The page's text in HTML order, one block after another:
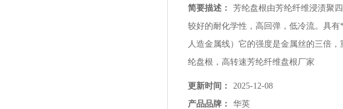
简要描述：
芳纶盘根由芳纶纤维浸渍聚
较好的耐化学性，高回弹，低冷流。具
人造金属线）它的强度是金属丝的三倍
纶盘根，高转速芳纶纤维盘根厂家
更新时间：
2025-12-08
产品品牌：
华英